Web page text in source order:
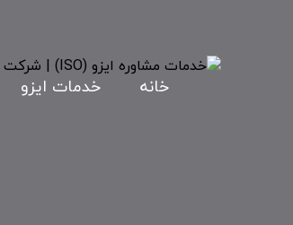
خانه خدمات ایزو